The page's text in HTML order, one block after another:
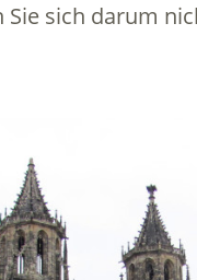
sich darum